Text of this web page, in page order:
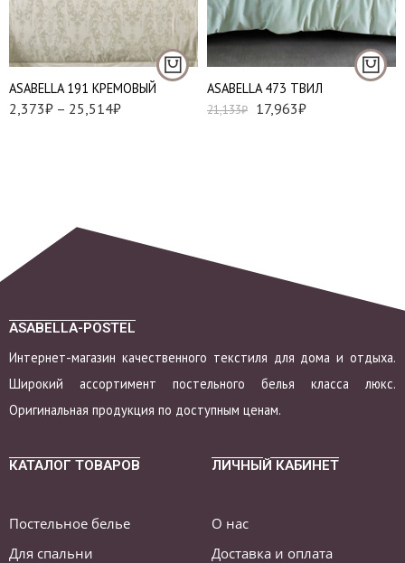
АSABELLA 191 КРЕМОВЫЙ
2,373₽ – 25,514₽
Семейный
Наволочки 50х70 см
- 2 шт
- 2 шт
АSABELLA 473 ТВИЛ
21,133₽ 17,963₽
Евро стандарт
ASABELLA-POSTEL
Интернет-магазин качественного текстиля для дома и отдыха.
Широкий ассортимент постельного белья класса люкс.
Оригинальная продукция по доступным ценам.
КАТАЛОГ ТОВАРОВ
Постельное белье
Для спальни
ЛИЧНЫЙ КАБИНЕТ
О нас
Доставка и оплата